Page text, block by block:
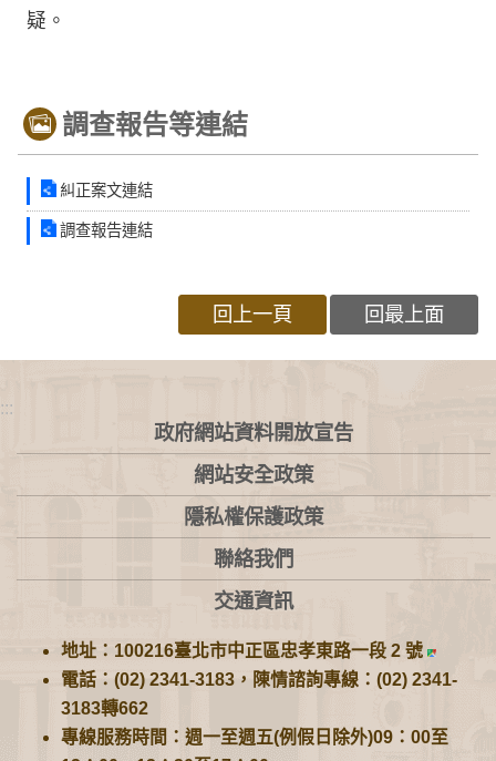
疑。
調查報告等連結
糾正案文連結
調查報告連結
回上一頁 回最上面
:::
政府網站資料開放宣告
網站安全政策
隱私權保護政策
聯絡我們
交通資訊
地址：100216臺北市中正區忠孝東路一段 2 號
電話：(02) 2341-3183，陳情諮詢專線：(02) 2341-
3183轉662
專線服務時間：週一至週五(例假日除外)09：00至